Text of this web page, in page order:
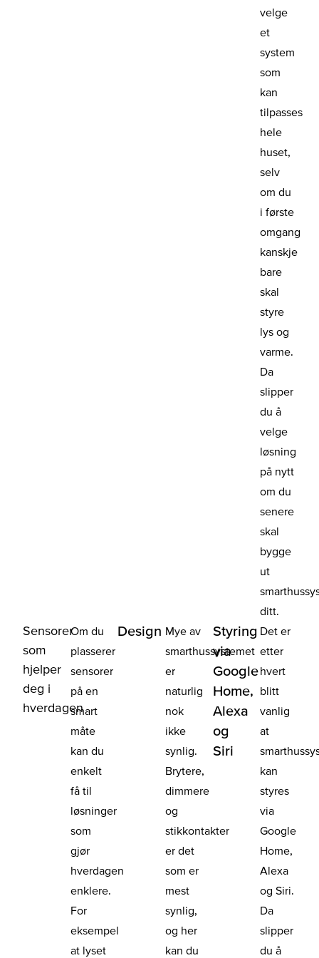
velge
et
system
som
kan
tilpasses
hele
huset,
selv
om du
i første
omgang
kanskje
bare
skal
styre
lys og
varme.
Da
slipper
du å
velge
løsning
på nytt
om du
senere
skal
bygge
ut
ditt.
Sensorer
som
hjelper
deg i
hverdagen
Om du
plasserer
sensorer
på en
smart
måte
kan du
enkelt
få til
løsninger
som
gjør
hverdagen
enklere.
For
eksempel
at lyset
Design Mye av
smarthussystemet
er
naturlig
nok
ikke
synlig.
Brytere,
dimmere
og
stikkontakter
er det
som er
mest
synlig,
og her
kan du
Styring
via
Google
Home,
Alexa
og
Siri
Det er
etter
hvert
blitt
vanlig
at
kan
styres
via
Google
Home,
Alexa
og Siri.
Da
slipper
du å